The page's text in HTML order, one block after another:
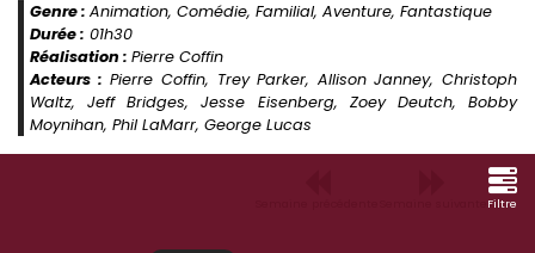
Genre : Animation, Comédie, Familial, Aventure, Fantastique
Durée : 01h30
Réalisation : Pierre Coffin
Acteurs : Pierre Coffin, Trey Parker, Allison Janney, Christoph
Waltz, Jeff Bridges, Jesse Eisenberg, Zoey Deutch, Bobby
Moynihan, Phil LaMarr, George Lucas
Filtre